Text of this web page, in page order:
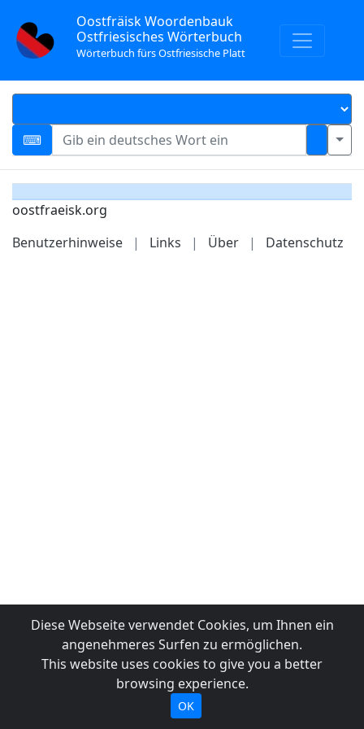
Oostfräisk Woordenbauk
Ostfriesisches Wörterbuch
Wörterbuch fürs Ostfriesische Platt
oostfraeisk.org
Benutzerhinweise
| Links | Über | Datenschutz
Diese Webseite verwendet Cookies, um Ihnen ein
angenehmeres Surfen zu ermöglichen.
This website uses cookies to give you a better
browsing experience.
OK